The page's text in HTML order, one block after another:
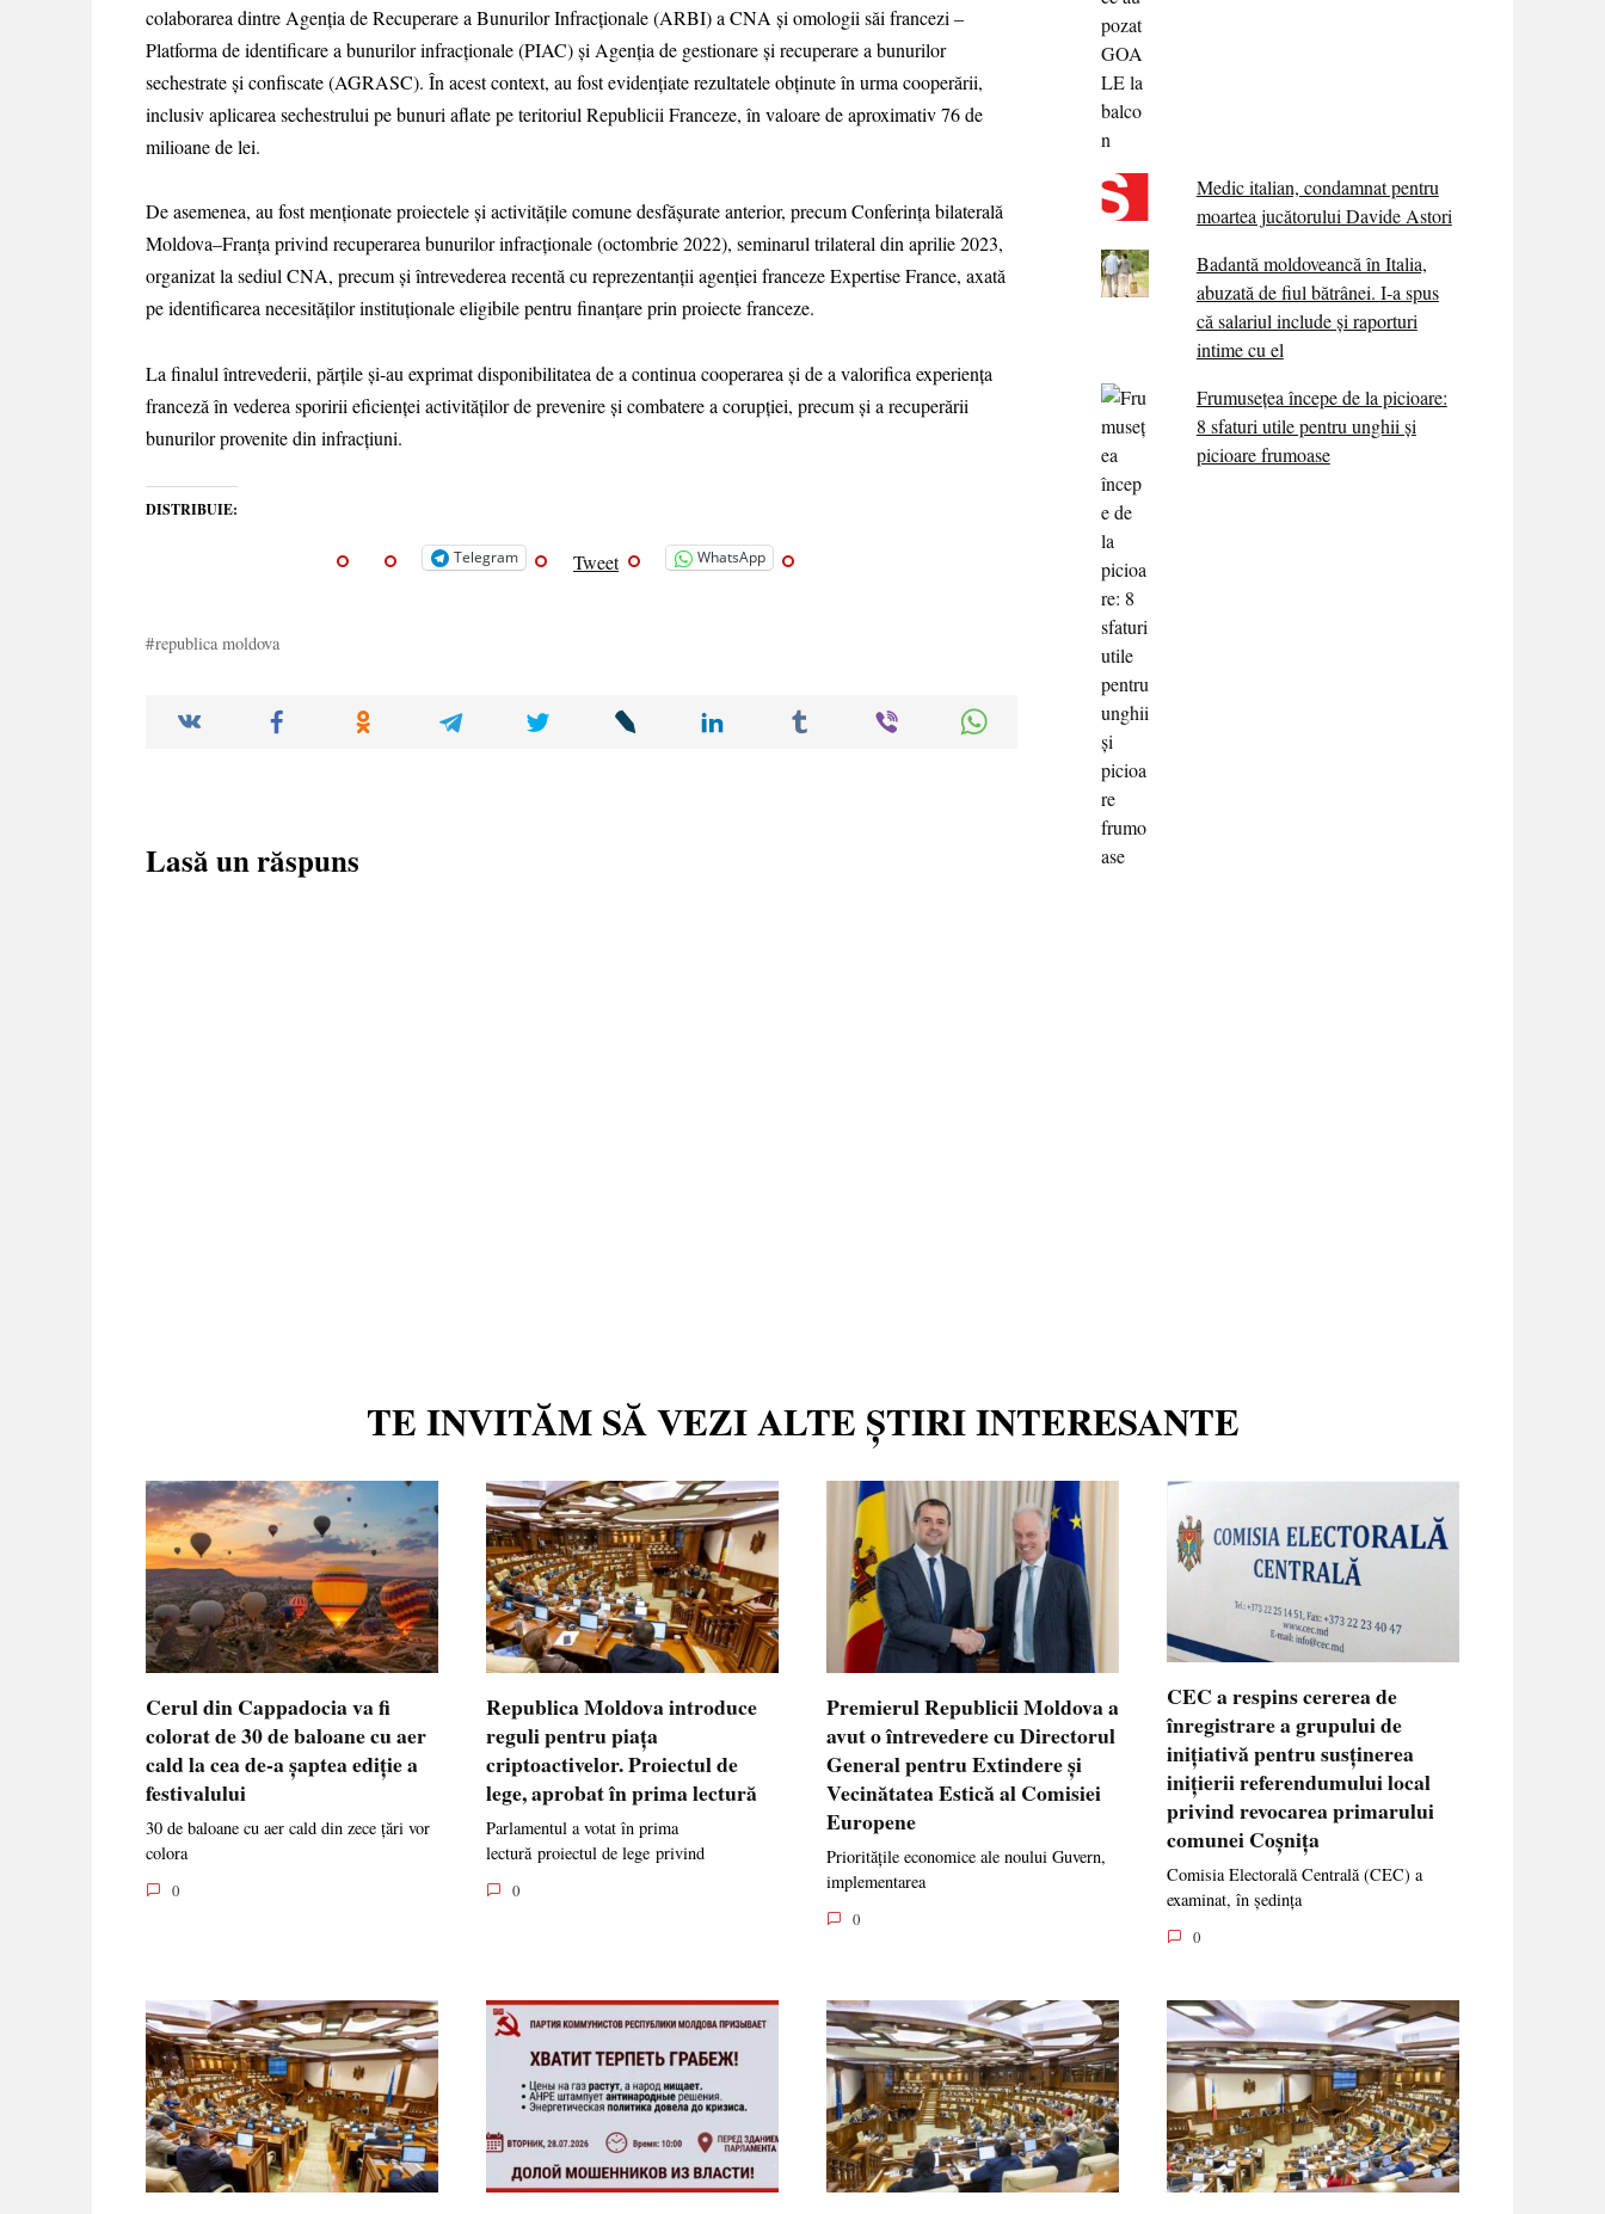
colaborarea dintre Agenția de Recuperare a Bunurilor Infracționale (ARBI) a CNA și omologii săi francezi –
Platforma de identificare a bunurilor infracționale (PIAC) și Agenția de gestionare și recuperare a bunurilor
sechestrate și confiscate (AGRASC). În acest context, au fost evidențiate rezultatele obținute în urma cooperării,
inclusiv aplicarea sechestrului pe bunuri aflate pe teritoriul Republicii Franceze, în valoare de aproximativ 76 de
milioane de lei.
De asemenea, au fost menționate proiectele și activitățile comune desfășurate anterior, precum Conferința bilaterală
Moldova–Franța privind recuperarea bunurilor infracționale (octombrie 2022), seminarul trilateral din aprilie 2023,
organizat la sediul CNA, precum și întrevederea recentă cu reprezentanții agenției franceze Expertise France, axată
pe identificarea necesităților instituționale eligibile pentru finanțare prin proiecte franceze.
La finalul întrevederii, părțile și-au exprimat disponibilitatea de a continua cooperarea și de a valorifica experiența
franceză în vederea sporirii eficienței activităților de prevenire și combatere a corupției, precum și a recuperării
bunurilor provenite din infracțiuni.
DISTRIBUIE:
Telegram Tweet WhatsApp
republica moldova
Lasă un răspuns
Medic italian, condamnat pentru
moartea jucătorului Davide Astori
Badantă moldoveancă în Italia,
abuzată de fiul bătrânei. I-a spus
că salariul include și raporturi
intime cu el
Frumusețea începe de la picioare:
8 sfaturi utile pentru unghii și
picioare frumoase
TE INVITĂM SĂ VEZI ALTE ȘTIRI INTERESANTE
Cerul din Cappadocia va fi
colorat de 30 de baloane cu aer
cald la cea de-a șaptea ediție a
festivalului
30 de baloane cu aer cald din zece țări vor
colora
0
Republica Moldova introduce
reguli pentru piața
criptoactivelor. Proiectul de
lege, aprobat în prima lectură
Parlamentul a votat în prima
lectură proiectul de lege privind
0
Premierul Republicii Moldova a
avut o întrevedere cu Directorul
General pentru Extindere și
Vecinătatea Estică al Comisiei
Europene
Prioritățile economice ale noului Guvern,
implementarea
0
CEC a respins cererea de
înregistrare a grupului de
inițiativă pentru susținerea
inițierii referendumului local
privind revocarea primarului
comunei Coșnița
Comisia Electorală Centrală (CEC) a
examinat, în ședința
0